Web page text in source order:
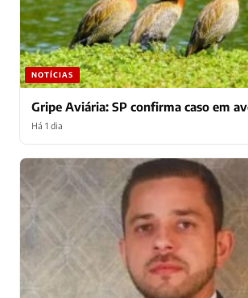
NOTÍCIAS
Gripe Aviária: SP confirma caso em
Há 1 dia